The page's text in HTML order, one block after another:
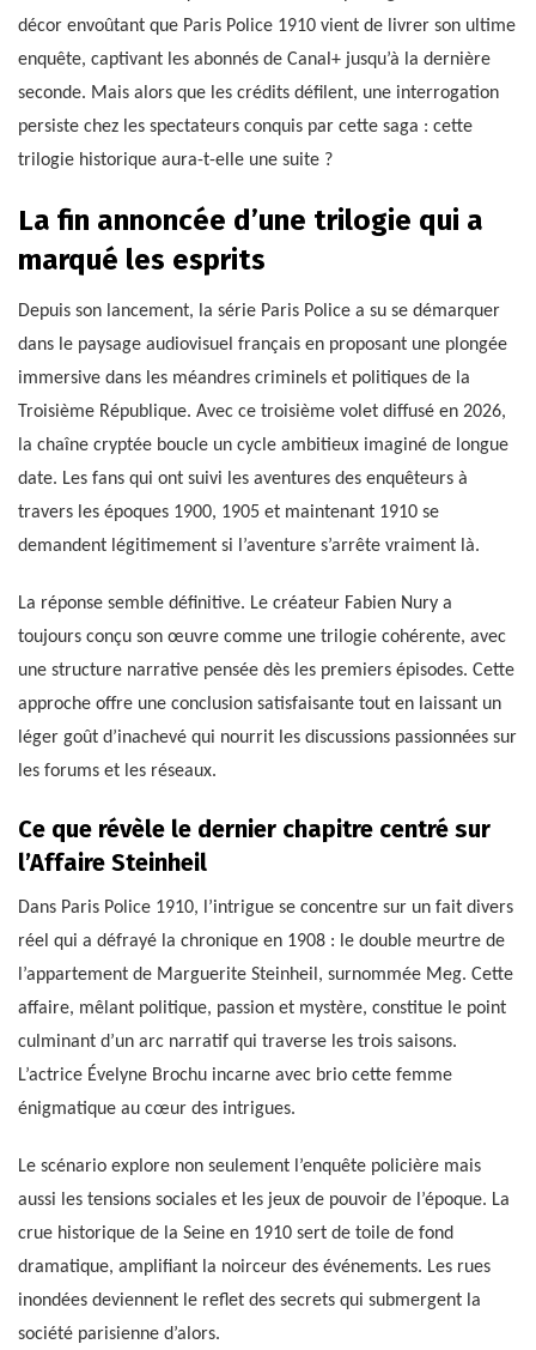
décor envoûtant que Paris Police 1910 vient de livrer son ultime
enquête, captivant les abonnés de Canal+ jusqu’à la dernière
seconde. Mais alors que les crédits défilent, une interrogation
persiste chez les spectateurs conquis par cette saga : cette
trilogie historique aura-t-elle une suite ?
La fin annoncée d’une trilogie qui a
marqué les esprits
Depuis son lancement, la série Paris Police a su se démarquer
dans le paysage audiovisuel français en proposant une plongée
immersive dans les méandres criminels et politiques de la
Troisième République. Avec ce troisième volet diffusé en 2026,
la chaîne cryptée boucle un cycle ambitieux imaginé de longue
date. Les fans qui ont suivi les aventures des enquêteurs à
travers les époques 1900, 1905 et maintenant 1910 se
demandent légitimement si l’aventure s’arrête vraiment là.
La réponse semble définitive. Le créateur Fabien Nury a
toujours conçu son œuvre comme une trilogie cohérente, avec
une structure narrative pensée dès les premiers épisodes. Cette
approche offre une conclusion satisfaisante tout en laissant un
léger goût d’inachevé qui nourrit les discussions passionnées sur
les forums et les réseaux.
Ce que révèle le dernier chapitre centré sur
l’Affaire Steinheil
Dans Paris Police 1910, l’intrigue se concentre sur un fait divers
réel qui a défrayé la chronique en 1908 : le double meurtre de
l’appartement de Marguerite Steinheil, surnommée Meg. Cette
affaire, mêlant politique, passion et mystère, constitue le point
culminant d’un arc narratif qui traverse les trois saisons.
L’actrice Évelyne Brochu incarne avec brio cette femme
énigmatique au cœur des intrigues.
Le scénario explore non seulement l’enquête policière mais
aussi les tensions sociales et les jeux de pouvoir de l’époque. La
crue historique de la Seine en 1910 sert de toile de fond
dramatique, amplifiant la noirceur des événements. Les rues
inondées deviennent le reflet des secrets qui submergent la
société parisienne d’alors.